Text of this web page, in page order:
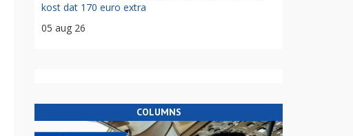
kost dat 170 euro extra
05 aug 26
COLUMNS